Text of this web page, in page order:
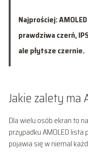
Najprościej:
prawdziwa czerń,
ale płytsze czernie.
Jakie zalety ma
Dla wielu osób ekran to
przypadku AMOLED
pojawia się w niemal